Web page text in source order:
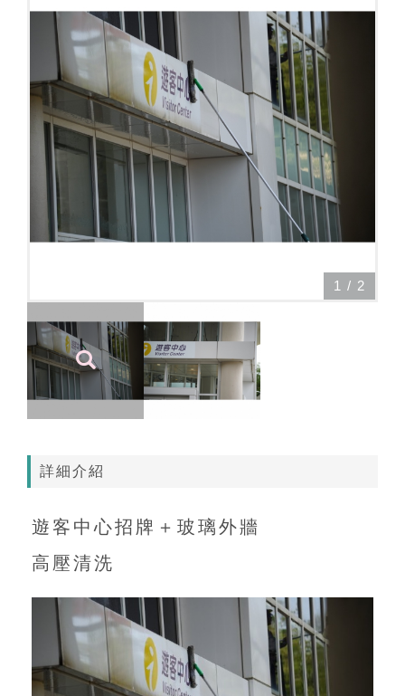
1 / 2
詳細介紹
遊客中心招牌＋玻璃外牆
高壓清洗